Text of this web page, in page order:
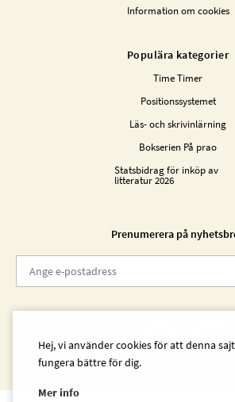
Information om cookies
Populära kategorier
Time Timer
Positionssystemet
Läs- och skrivinlärning
Bokserien På prao
Statsbidrag för inköp av
litteratur 2026
Prenumerera på
Hej, vi använder cookies för att denna
fungera bättre för dig.
Mer info